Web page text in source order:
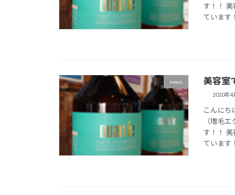
す！！
ています
news 美容室
2020年4
こんにち
（増毛
す！！
ています